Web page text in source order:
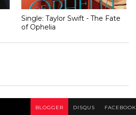
Single: Taylor Swift - The Fate
of Ophelia
BLOGGER DISQUS FACEBOOK